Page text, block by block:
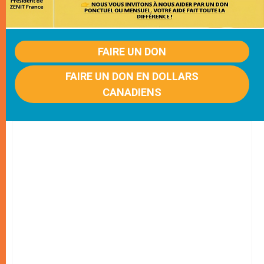
FAIRE UN DON
FAIRE UN DON EN DOLLARS
CANADIENS